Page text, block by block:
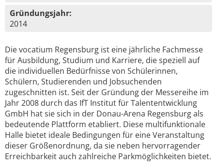
Gründungsjahr:
2014
Die vocatium Regensburg ist eine jährliche Fachmesse
für Ausbildung, Studium und Karriere, die speziell auf
die individuellen Bedürfnisse von Schülerinnen,
Schülern, Studierenden und Jobsuchenden
zugeschnitten ist. Seit der Gründung der Messereihe im
Jahr 2008 durch das IfT Institut für Talententwicklung
GmbH hat sie sich in der Donau-Arena Regensburg als
bedeutende Plattform etabliert. Diese multifunktionale
Halle bietet ideale Bedingungen für eine Veranstaltung
dieser Größenordnung, da sie neben hervorragender
Erreichbarkeit auch zahlreiche Parkmöglichkeiten bietet.